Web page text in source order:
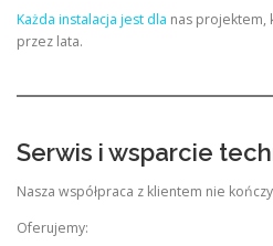
Każda instalacja jest dla nas projektem,
przez lata.
Serwis i wsparcie
Nasza współpraca z klientem nie
Oferujemy: